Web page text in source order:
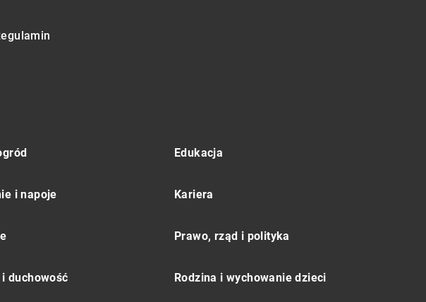
Edukacja
i napoje Kariera
Prawo, rząd i polityka
duchowość Rodzina i wychowanie dzieci